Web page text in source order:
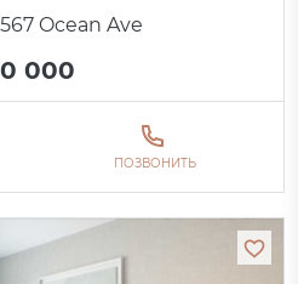
Ocean Ave
000
ПОЗВОНИТЬ